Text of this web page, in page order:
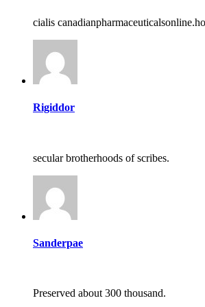
cialis
Rigiddor
secular brotherhoods of scribes.
Sanderpae
Preserved about 300 thousand.